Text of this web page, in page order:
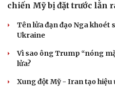
chiến Mỹ bị đặt trước lằn
Tên lửa đạn đạo Nga khoét
Ukraine
Vì sao ông Trump “nóng
lửa?
Xung đột Mỹ - Iran tạo